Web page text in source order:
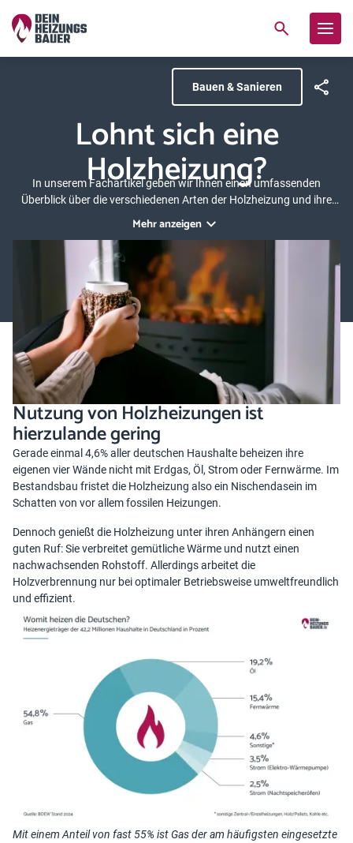
Bauen & Sanieren
Lohnt sich eine
Holzheizung?
In unserem Fachartikel geben wir Ihnen einen umfassenden
Überblick über die verschiedenen Arten der Holzheizung und ihre
ob sich eine Holzheizung lohnt. Zudem erfahren Sie mehr zu den
Kosten und Fördermöglichkeiten und warum Holzheizungen oft
nicht so umweltfreundlich sind, wie viele denken.
Mehr anzeigen
Nutzung von Holzheizungen ist
hierzulande gering
Gerade einmal 4,6% aller deutschen Haushalte beheizen ihre
eigenen vier Wände nicht mit Erdgas, Öl, Strom oder Fernwärme. Im
Bestandsbau fristet die Holzheizung also ein Nischendasein im
Schatten von vor allem fossilen Heizungen.
Dennoch genießt die Holzheizung unter ihren Anhängern einen
guten Ruf: Sie verbreitet gemütliche Wärme und nutzt einen
nachwachsenden Rohstoff. Allerdings arbeitet die
Holzverbrennung nur bei optimaler Betriebsweise umweltfreundlich
und effizient.
Mit einem Anteil von fast 55% ist Gas der am häufigsten eingesetzte